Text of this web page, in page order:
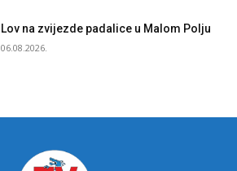
Lov na zvijezde padalice u Malom Polju
06.08.2026.